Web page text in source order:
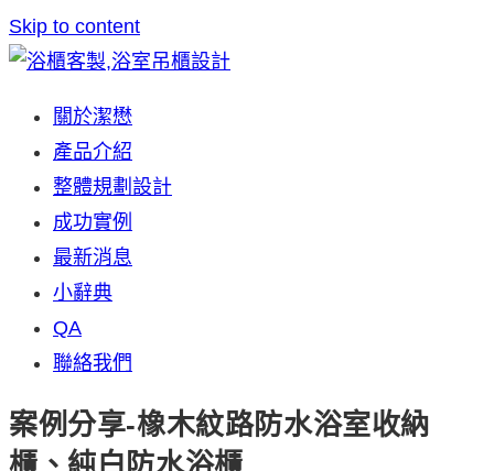
Skip to content
關於潔懋
產品介紹
整體規劃設計
成功實例
最新消息
小辭典
QA
聯絡我們
案例分享-橡木紋路防水浴室收納
櫃、純白防水浴櫃